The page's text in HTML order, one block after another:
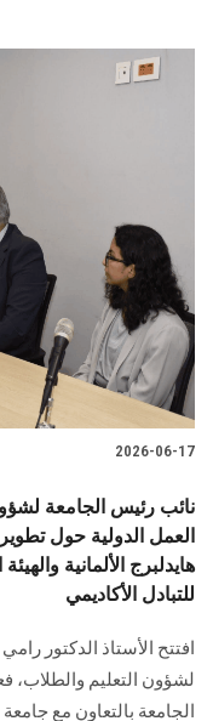
2026-06-17
نائب رئيس الجامعة
العمل الدولية حول
للتبادل الأكاديمي
افتتح الأستاذ الدكتور
لشؤون التعليم والطلاب،